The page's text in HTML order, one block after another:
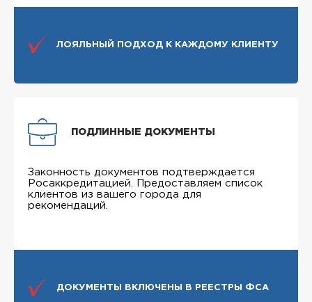
ЛОЯЛЬНЫЙ ПОДХОД К КАЖДОМУ КЛИЕНТУ
ПОДЛИННЫЕ ДОКУМЕНТЫ
Законность документов подтверждается
Росаккредитацией. Предоставляем список
клиентов из вашего города для
рекомендаций.
ДОКУМЕНТЫ ВКЛЮЧЕНЫ В РЕЕСТРЫ ФСА